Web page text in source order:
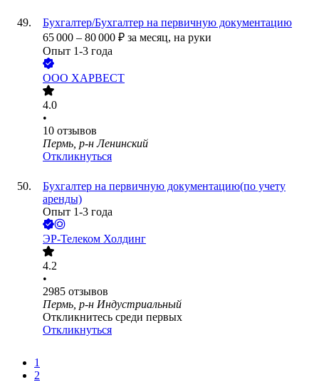
Бухгалтер/Бухгалтер на первичную документацию
65 000 – 80 000 ₽ за месяц, на руки
Опыт 1-3 года
ООО ХАРВЕСТ
4.0
•
10 отзывов
Пермь, р-н Ленинский
Откликнуться
Бухгалтер на первичную документацию(по учету
аренды)
Опыт 1-3 года
ЭР-Телеком Холдинг
4.2
•
2985 отзывов
Пермь, р-н Индустриальный
Откликнитесь среди первых
Откликнуться
1
2